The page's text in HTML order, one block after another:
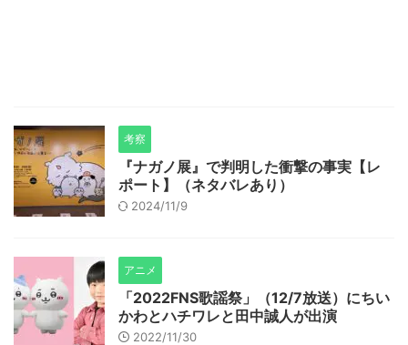
考察
『ナガノ展』で判明した衝撃の事実【レ
ポート】（ネタバレあり）
2024/11/9
アニメ
「2022FNS歌謡祭」（12/7放送）にちい
かわとハチワレと田中誠人が出演
2022/11/30